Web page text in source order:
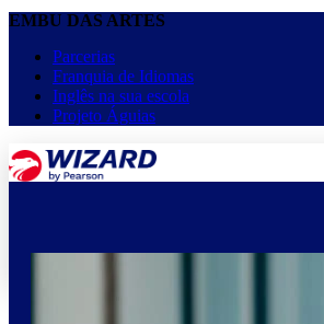
EMBU DAS ARTES
Parcerias
Franquia de Idiomas
Inglês na sua escola
Projeto Águias